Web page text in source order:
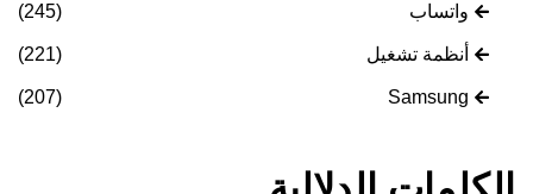
واتساب (245)
أنظمة تشغيل (221)
Samsung
(207)